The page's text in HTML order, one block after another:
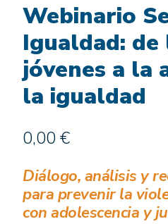
Webinario
Igualdad: de
jóvenes a la
la igualdad
0,00€
Diálogo, análisis y
para prevenir la
con adolescencia y